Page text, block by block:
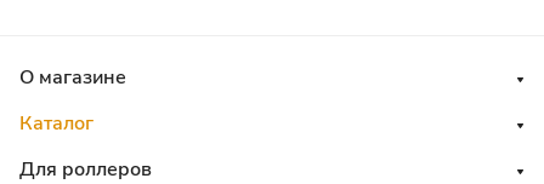
О магазине
Каталог
Для роллеров